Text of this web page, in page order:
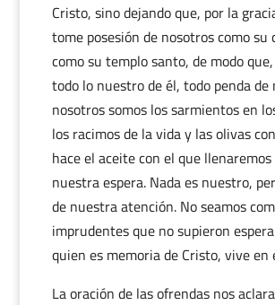
Cristo, sino dejando que, por la
tome posesión de nosotros como su
como su templo santo, de modo
todo lo nuestro de él, todo penda de
nosotros somos los sarmientos en
los racimos de la vida y las olivas
hace el aceite con el que
nuestra espera. Nada es nuestro,
de nuestra atención. No seamos
imprudentes que no supieron
quien es memoria de Cristo, vive en
La oración de las ofrendas nos